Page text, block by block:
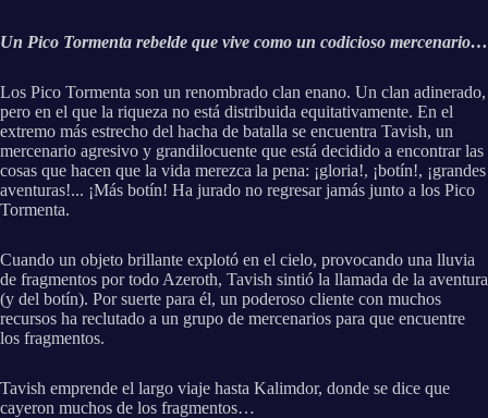
Un Pico Tormenta rebelde que vive como un codicioso mercenario…
Los Pico Tormenta son un renombrado clan enano. Un clan adinerado,
pero en el que la riqueza no está distribuida equitativamente. En el
extremo más estrecho del hacha de batalla se encuentra Tavish, un
mercenario agresivo y grandilocuente que está decidido a encontrar las
cosas que hacen que la vida merezca la pena: ¡gloria!, ¡botín!, ¡grandes
aventuras!... ¡Más botín! Ha jurado no regresar jamás junto a los Pico
Tormenta.
Cuando un objeto brillante explotó en el cielo, provocando una lluvia
de fragmentos por todo Azeroth, Tavish sintió la llamada de la aventura
(y del botín). Por suerte para él, un poderoso cliente con muchos
recursos ha reclutado a un grupo de mercenarios para que encuentre
los fragmentos.
Tavish emprende el largo viaje hasta Kalimdor, donde se dice que
cayeron muchos de los fragmentos…